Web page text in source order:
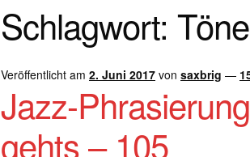
Impro Basic – Download PDF + mp3
Schlagwort:
Veröffentlicht am2. Juni 2017 vonsaxbrig —
Jazz-
gehts – 105